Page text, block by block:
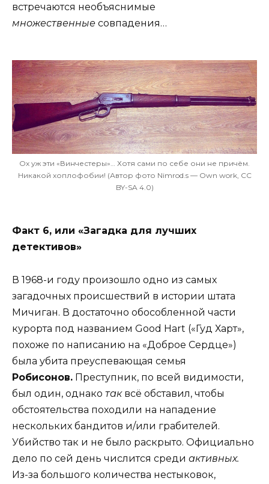
встречаются необъяснимые
множественные совпадения…
Ох уж эти «Винчестеры»… Хотя сами по себе они не причём.
Никакой хоплофобии! (Автор фото Nimrod.s — Own work, CC
BY-SA 4.0)
Факт 6, или «Загадка для лучших
детективов»
В 1968-и году произошло одно из самых
загадочных происшествий в истории штата
Мичиган. В достаточно обособленной части
курорта под названием Good Hart («Гуд Харт»,
похоже по написанию на «Доброе Сердце»)
была убита преуспевающая семья
Робисонов. Преступник, по всей видимости,
был один, однако таквсё обставил, чтобы
обстоятельства походили на нападение
нескольких бандитов и/или грабителей.
Убийство так и не было раскрыто. Официально
дело по сей день числится среди активных.
Из-за большого количества нестыковок,